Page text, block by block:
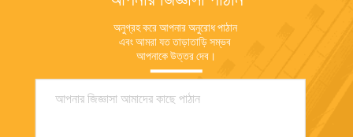
অনুগ্রহ করে আপনার অনুরোধ পাঠান
এবং আমরা যত তাড়াতাড়ি সম্ভব
আপনাকে উত্তর দেব।